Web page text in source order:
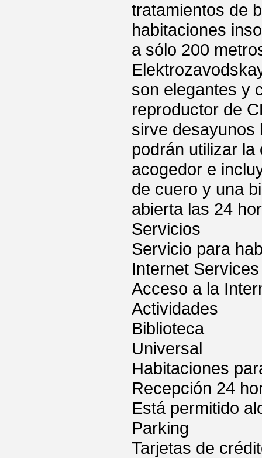
tratamientos de
habitaciones
a sólo 200
son elegantes y
reproductor de
sirve desayunos
podrán utilizar
acogedor e
de cuero y una
abierta las 24
Servicios
Servicio para
Internet Services
Acceso a la
Actividades
Biblioteca
Universal
Habitaciones
Recepción 24
Está permitido
Parking
Tarjetas de